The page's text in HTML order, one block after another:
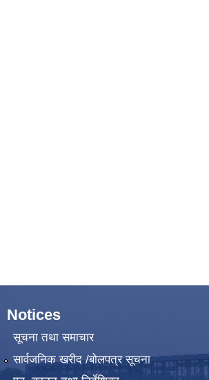
Notices
सूचना तथा समाचार
सार्वजनिक खरीद /बोलपत्र सूचना